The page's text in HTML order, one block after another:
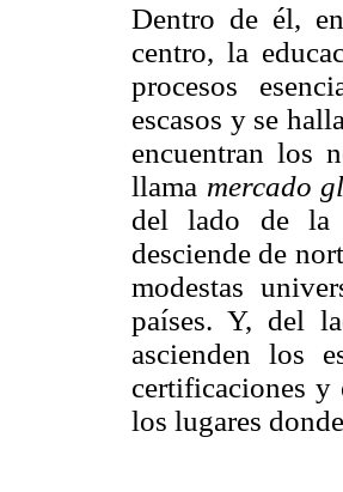
Dentro de él,
centro, la
procesos
escasos y se
encuentran los
llama mercado
del lado de la
desciende de
modestas
países. Y, del
ascienden los
certificaciones y
los lugares